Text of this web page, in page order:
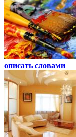
описать словами